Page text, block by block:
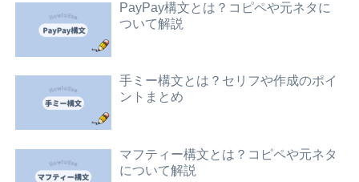
PayPay構文とは？コピペや元ネタに
ついて解説
手ミー構文とは？セリフや作成のポイ
ントまとめ
マフティー構文とは？コピペや元ネタ
について解説